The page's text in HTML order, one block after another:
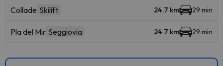
Collade Skilift 24.7 km 29 min
Pla del Mir Seggiovia 24.7 km 29 min